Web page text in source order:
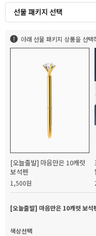
선물 패키지 선택
아래 선물 패키지 상품을 선택
[오늘출발] 마음만은 10캐럿
보석펜
1,500원
[오늘출발] 마음만은 10캐럿 보석
색상선택